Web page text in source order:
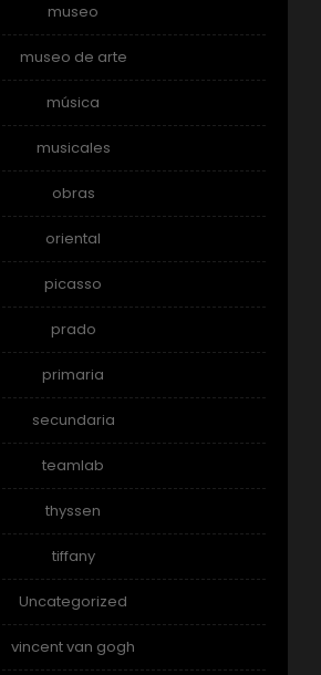
museo
museo de arte
música
musicales
obras
oriental
picasso
prado
primaria
secundaria
teamlab
thyssen
tiffany
Uncategorized
vincent van gogh